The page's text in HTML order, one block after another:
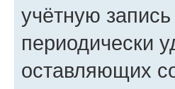
учётную
периодически
оставляющих